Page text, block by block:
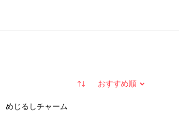
並び替え
めじるしチャーム